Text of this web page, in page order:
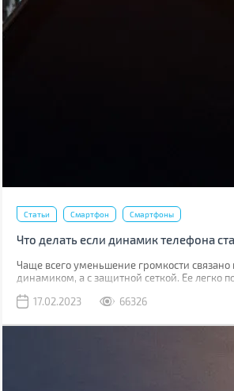
Статьи Смартфон Смартфоны
Что делать если динамик телефона
Чаще всего уменьшение громкости связано
динамиком, а с защитной сеткой. Ее легко
необходимое для этого.
17.02.2023 66326